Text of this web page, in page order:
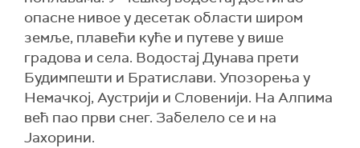
опасне нивое у десетак области широм
земље, плавећи куће и путеве у више
градова и села. Водостај Дунава прети
Будимпешти и Братислави. Упозорења у
Немачкој, Аустрији и Словенији. На Алпима
већ пао први снег. Забелело се и на
Јахорини.